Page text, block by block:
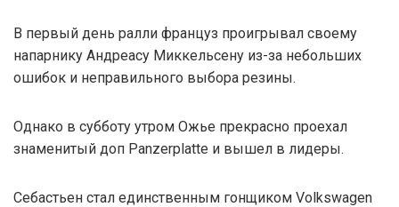
В первый день ралли француз проигрывал своему
напарнику Андреасу Миккельсену из-за небольших
ошибок и неправильного выбора резины.
Однако в субботу утром Ожье прекрасно проехал
знаменитый доп Panzerplatte и вышел в лидеры.
Себастьен стал единственным гонщиком Volkswagen